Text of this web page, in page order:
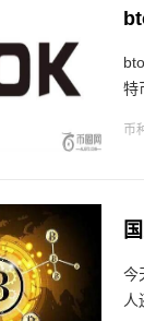
特
币
今
人